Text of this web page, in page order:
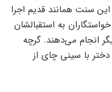
این سنت همانند قدیم اجرا
به استقبالشان
انجام ‌می‌دهند. گرچه
با سینی چای از